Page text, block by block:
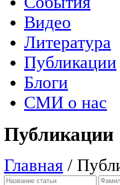
Видео
Литература
Публикации
Блоги
СМИ о нас
Публикации
Главная /